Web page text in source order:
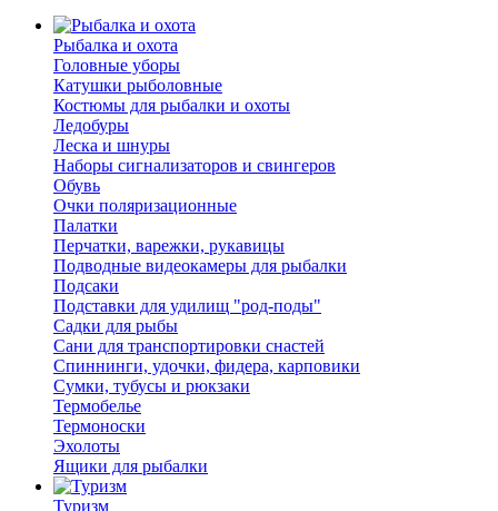
Рыбалка и охота
Головные уборы
Катушки рыболовные
Костюмы для рыбалки и охоты
Ледобуры
Леска и шнуры
Наборы сигнализаторов и свингеров
Обувь
Очки поляризационные
Палатки
Перчатки, варежки, рукавицы
Подводные видеокамеры для рыбалки
Подсаки
Подставки для удилищ "род-поды"
Садки для рыбы
Сани для транспортировки снастей
Спиннинги, удочки, фидера, карповики
Сумки, тубусы и рюкзаки
Термобелье
Термоноски
Эхолоты
Ящики для рыбалки
Туризм